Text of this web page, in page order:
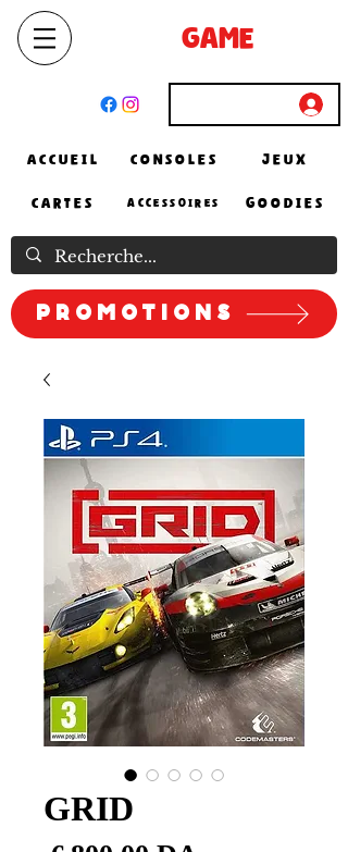
GAME
ACCUEIL CONSOLES JEUX
CARTES ACCESSOIRES GOODIES
Promotions
GRID